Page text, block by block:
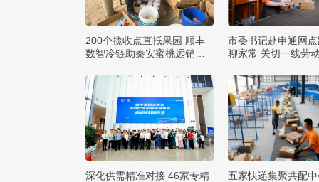
200个揽收点直抵果园 顺丰
数智冷链助秦安蜜桃远销四
市委书记赴申通网
聊家常 关切一线劳
深化供需精准对接 46家专精
五家快递集聚共配